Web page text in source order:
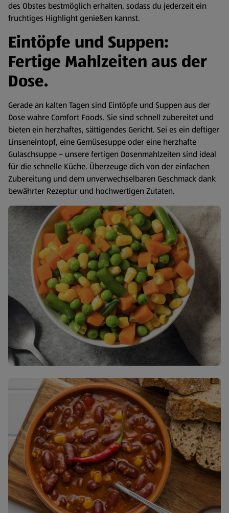
des Obstes bestmöglich erhalten, sodass du jederzeit ein
fruchtiges Highlight genießen kannst.
Eintöpfe und Suppen:
Fertige Mahlzeiten aus der
Dose.
Gerade an kalten Tagen sind Eintöpfe und Suppen aus der
Dose wahre Comfort Foods. Sie sind schnell zubereitet und
bieten ein herzhaftes, sättigendes Gericht. Sei es ein deftiger
Linseneintopf, eine Gemüsesuppe oder eine herzhafte
Gulaschsuppe – unsere fertigen Dosenmahlzeiten sind ideal
für die schnelle Küche. Überzeuge dich von der einfachen
Zubereitung und dem unverwechselbaren Geschmack dank
bewährter Rezeptur und hochwertigen Zutaten.